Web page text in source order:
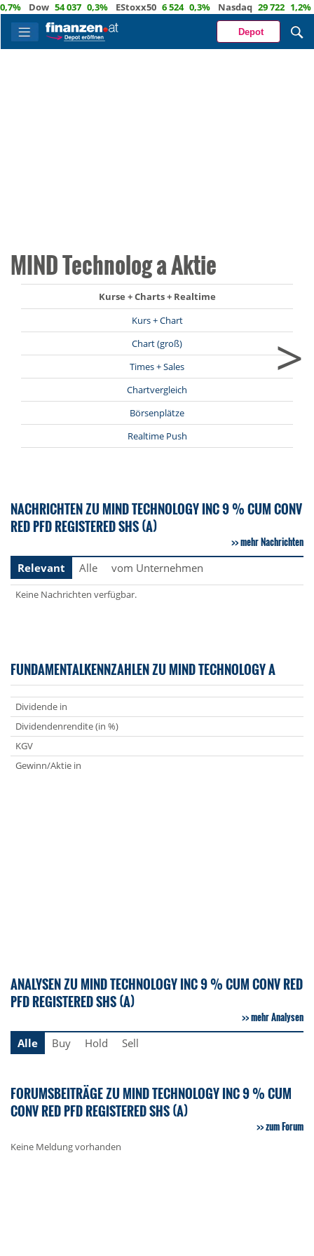
Dow 54 037 0,3% EStoxx50 6 524 0,3% Nasdaq 29 722 1,2% Öl
Depot
MIND Technolog a Aktie
Kurse + Charts + Realtime
Kurs + Chart
Chart (groß)
Times + Sales
Chartvergleich
Börsenplätze
Realtime Push
>
NACHRICHTEN ZU MIND TECHNOLOGY INC 9 % CUM CONV
RED PFD REGISTERED SHS (A)
mehr Nachrichten
Relevant
Alle vom Unternehmen
Keine Nachrichten verfügbar.
FUNDAMENTALKENNZAHLEN ZU MIND TECHNOLOGY A
Dividende in
Dividendenrendite (in %)
KGV
Gewinn/Aktie in
ANALYSEN ZU MIND TECHNOLOGY INC 9 % CUM CONV RED
PFD REGISTERED SHS (A)
mehr Analysen
Alle
Buy Hold Sell
FORUMSBEITRÄGE ZU MIND TECHNOLOGY INC 9 % CUM
CONV RED PFD REGISTERED SHS (A)
zum Forum
Keine Meldung vorhanden